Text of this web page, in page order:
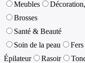
Meubles
Brosses
Santé & Beauté
Soin de la peau
Épilateur
Rasoir